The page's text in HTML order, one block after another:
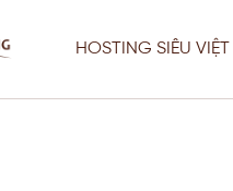
HOSTING SIÊU VIỆT